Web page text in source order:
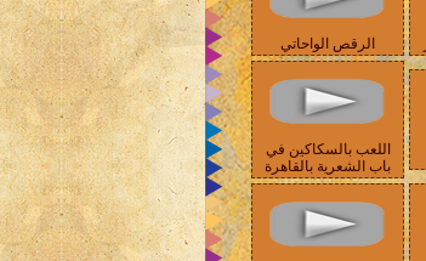
الرقص الواحاتي
اللعب بالسكاكين في
باب الشعرية بالقاهرة